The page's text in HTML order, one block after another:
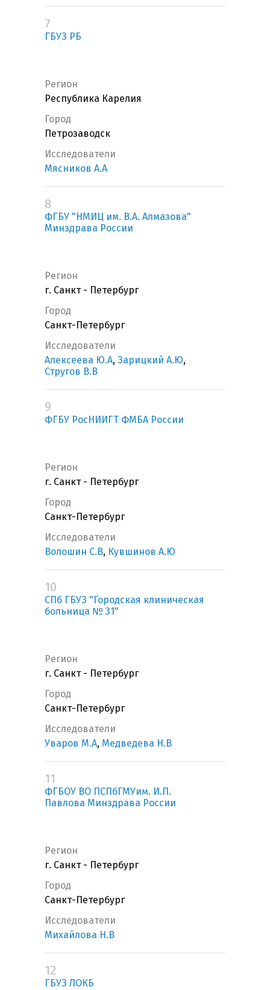
7
ГБУЗ РБ
Регион
Республика Карелия
Город
Петрозаводск
Исследователи
Мясников А.А
8
ФГБУ "НМИЦ им. В.А. Алмазова"
Минздрава России
Регион
г. Санкт - Петербург
Город
Санкт-Петербург
Исследователи
Алексеева Ю.А, Зарицкий А.Ю,
Стругов В.В
9
ФГБУ РосНИИГТ ФМБА России
Регион
г. Санкт - Петербург
Город
Санкт-Петербург
Исследователи
Волошин С.В, Кувшинов А.Ю
10
СПб ГБУЗ "Городская клиническая
больница № 31"
Регион
г. Санкт - Петербург
Город
Санкт-Петербург
Исследователи
Уваров М.А, Медведева Н.В
11
ФГБОУ ВО ПСПбГМУим. И.П.
Павлова Минздрава России
Регион
г. Санкт - Петербург
Город
Санкт-Петербург
Исследователи
Михайлова Н.В
12
ГБУЗ ЛОКБ